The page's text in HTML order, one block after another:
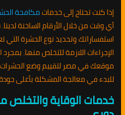
إذا كنت تحتاج إلى خدماتمكافحة
أي وقت من خلال الأرقام الساخنة
استفساراتك وتحديد نوع الحشرة التي
الإجراءات اللازمة للتخلص منها.
موقعك في مصر لتقييم وضع
للبدء في معالجة المشكلة بأعلى جودة ودقة.
خدمات الوقاية